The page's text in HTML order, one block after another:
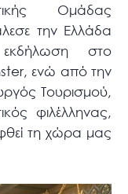
Ομάδας
την Ελλάδα
στο
ενώ από την
Τουρισμού,
φιλέλληνας,
τη χώρα μας